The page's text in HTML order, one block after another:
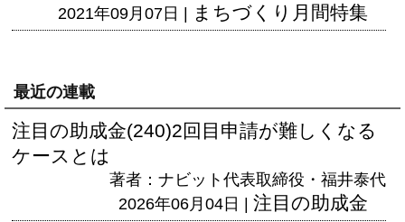
2021年09月07日 | まちづくり月間特集
最近の連載
注目の助成金(240)2回目申請が難しくなる
ケースとは
著者：ナビット代表取締役・福井泰代
2026年06月04日 | 注目の助成金